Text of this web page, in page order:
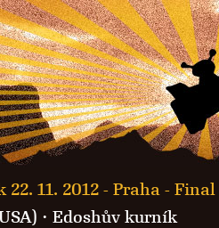
22. 11. 2012 - Praha - Final
· Edoshův kurník